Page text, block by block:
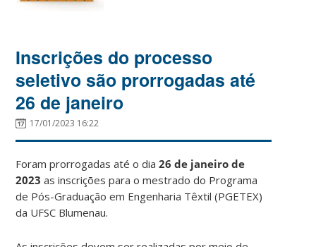
Inscrições do processo
seletivo são prorrogadas até
26 de janeiro
17/01/2023 16:22
Foram prorrogadas até o dia 26 de janeiro de
2023as inscrições para o mestrado do Programa
de Pós-Graduação em Engenharia Têxtil (PGETEX)
da UFSC Blumenau.